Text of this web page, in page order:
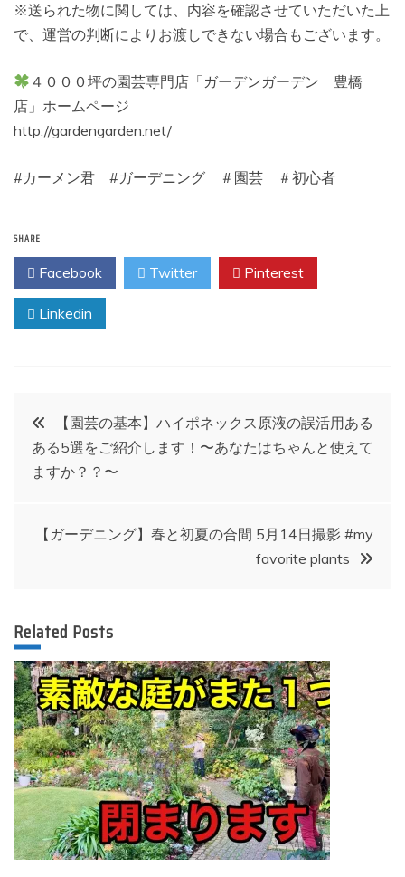
※送られた物に関しては、内容を確認させていただいた上
で、運営の判断によりお渡しできない場合もございます。
４０００坪の園芸専門店「ガーデンガーデン 豊橋
店」ホームページ
http://gardengarden.net/
#カーメン君 #ガーデニング ＃園芸 ＃初心者
SHARE
Facebook Twitter Pinterest
Linkedin
投
稿
ゲ
ー
シ
ョ
ン
【園芸の基本】ハイポネックス原液の誤活用ある
ある5選をご紹介します！〜あなたはちゃんと使えて
ますか？？〜
【ガーデニング】春と初夏の合間 5月14日撮影 #my
favorite plants
Related Posts